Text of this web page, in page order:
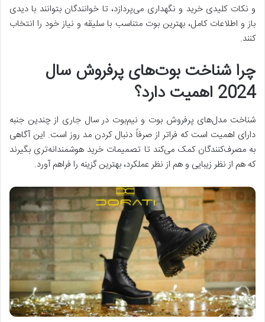
و نکات کلیدی خرید و نگهداری می‌پردازد، تا خوانندگان بتوانند با دیدی
باز و اطلاعات کامل، بهترین بوت متناسب با سلیقه و نیاز خود را انتخاب
کنند.
چرا شناخت بوت‌های پرفروش سال
2024 اهمیت دارد؟
شناخت مدل‌های پرفروش بوت و نیم‌بوت در سال جاری از چندین جنبه
دارای اهمیت است که فراتر از صرفاً دنبال کردن مد روز است. این آگاهی
به مصرف‌کنندگان کمک می‌کند تا تصمیمات خرید هوشمندانه‌تری بگیرند
که هم از نظر زیبایی و هم از نظر عملکرد، بهترین گزینه را فراهم آورد.